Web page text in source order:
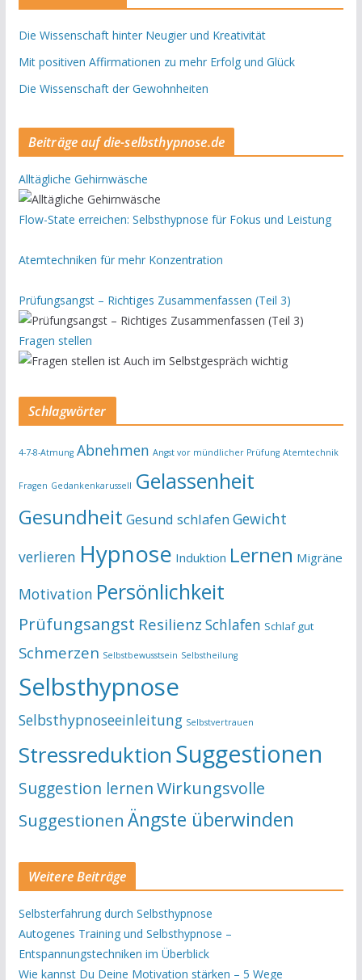
Die Wissenschaft hinter Neugier und Kreativität
Mit positiven Affirmationen zu mehr Erfolg und Glück
Die Wissenschaft der Gewohnheiten
Beiträge auf die-selbsthypnose.de
Alltägliche Gehirnwäsche
Flow-State erreichen: Selbsthypnose für Fokus und Leistung
Atemtechniken für mehr Konzentration
Prüfungsangst – Richtiges Zusammenfassen (Teil 3)
Fragen stellen
Schlagwörter
4-7-8-Atmung Abnehmen Angst vor mündlicher Prüfung Atemtechnik
Fragen Gedankenkarussell Gelassenheit
Gesundheit Gesund schlafen Gewicht
verlieren Hypnose Induktion Lernen Migräne
Motivation Persönlichkeit
Prüfungsangst Resilienz Schlafen Schlaf gut
Schmerzen Selbstbewusstsein Selbstheilung
Selbsthypnose
Selbsthypnoseeinleitung Selbstvertrauen
StressreduktionSuggestionen
Suggestion lernenWirkungsvolle
Suggestionen Ängste überwinden
Weitere Beiträge
Selbsterfahrung durch Selbsthypnose
Autogenes Training und Selbsthypnose –
Entspannungstechniken im Überblick
Wie kannst Du Deine Motivation stärken – 5 Wege